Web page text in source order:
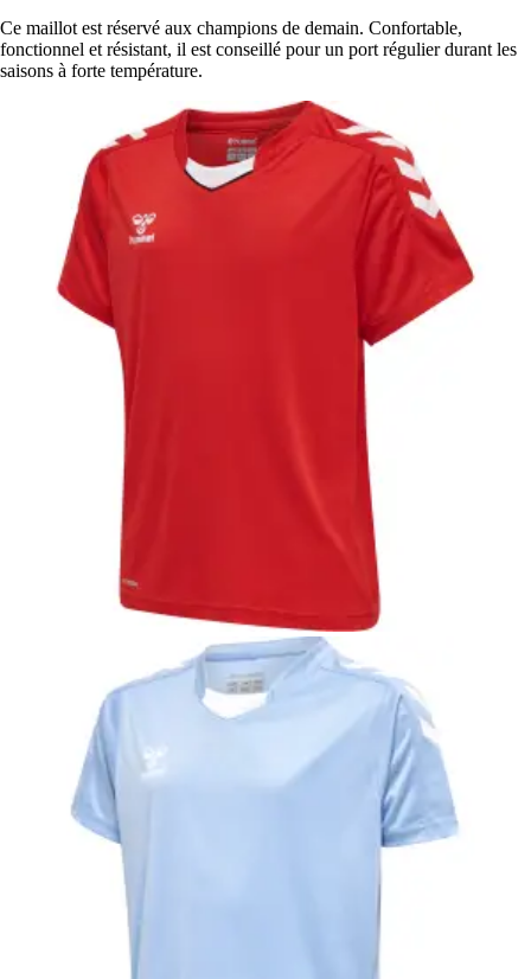
Ce maillot est réservé aux champions de demain. Confortable,
fonctionnel et résistant, il est conseillé pour un port régulier durant les
saisons à forte température.